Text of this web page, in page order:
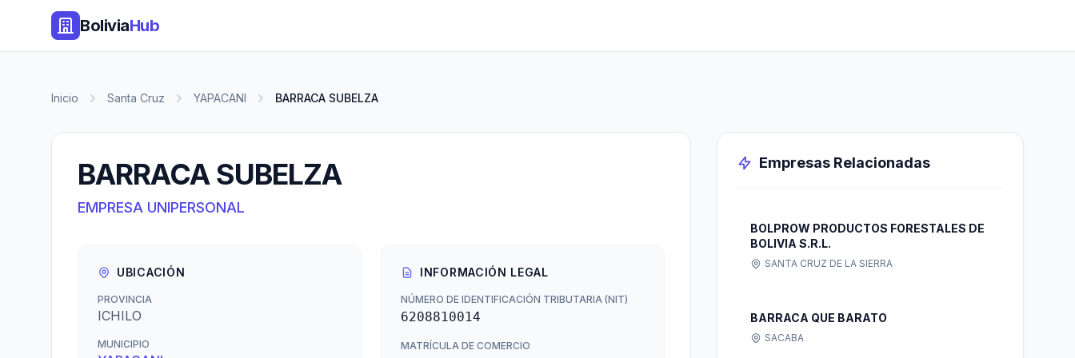
BoliviaHub
Inicio Santa Cruz YAPACANI BARRACA SUBELZA
BARRACA SUBELZA
EMPRESA UNIPERSONAL
UBICACIÓN
PROVINCIA
ICHILO
MUNICIPIO
INFORMACIÓN LEGAL
NÚMERO DE IDENTIFICACIÓN TRIBUTARIA (NIT)
6208810014
MATRÍCULA DE COMERCIO
Empresas Relacionadas
BOLPROW PRODUCTOS FORESTALES DE
BOLIVIA S.R.L.
SANTA CRUZ DE LA SIERRA
BARRACA QUE BARATO
SACABA